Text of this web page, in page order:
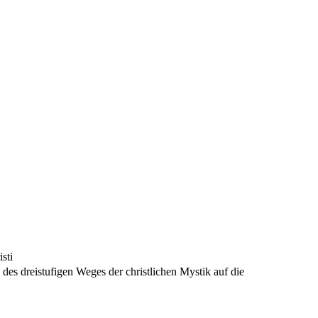
dreistufigen Weges der christlichen Mystik auf die